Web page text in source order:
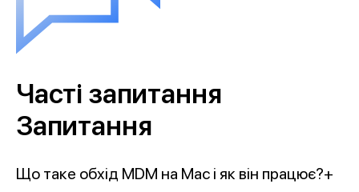
Часті запитання
Запитання
Що таке обхід MDM на Mac і як він працює?+